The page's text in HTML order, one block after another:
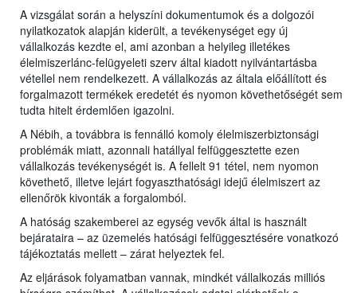
A vizsgálat során a helyszíni dokumentumok és a dolgozói
nyilatkozatok alapján kiderült, a tevékenységet egy új
vállalkozás kezdte el, ami azonban a helyileg illetékes
élelmiszerlánc-felügyeleti szerv által kiadott nyilvántartásba
vétellel nem rendelkezett. A vállalkozás az általa előállított és
forgalmazott termékek eredetét és nyomon követhetőségét sem
tudta hitelt érdemlően igazolni.
A Nébih, a továbbra is fennálló komoly élelmiszerbiztonsági
problémák miatt, azonnali hatállyal felfüggesztette ezen
vállalkozás tevékenységét is. A fellelt 91 tétel, nem nyomon
követhető, illetve lejárt fogyaszthatósági idejű élelmiszert az
ellenőrök kivonták a forgalomból.
A hatóság szakemberei az egység vevők által is használt
bejárataira – az üzemelés hatósági felfüggesztésére vonatkozó
tájékoztatás mellett – zárat helyeztek fel.
Az eljárások folyamatban vannak, mindkét vállalkozás milliós